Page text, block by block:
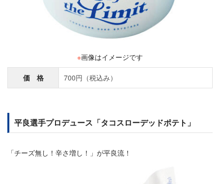
※画像はイメージです
価 格 700円（税込み）
平良選手プロデュース「タコスローデッドポテト」
「チーズ無し！辛さ増し！」が平良流！